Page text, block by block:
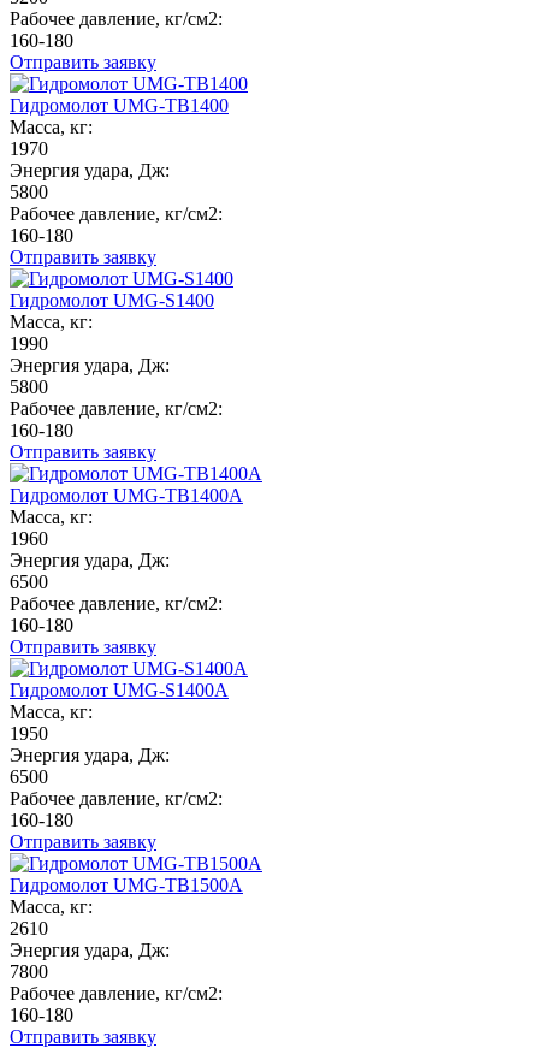
Рабочее давление, кг/см2:
160-180
Отправить заявку
Гидромолот UMG-TB1400
Масса, кг:
1970
Энергия удара, Дж:
5800
Рабочее давление, кг/см2:
160-180
Отправить заявку
Гидромолот UMG-S1400
Масса, кг:
1990
Энергия удара, Дж:
5800
Рабочее давление, кг/см2:
160-180
Отправить заявку
Гидромолот UMG-TB1400A
Масса, кг:
1960
Энергия удара, Дж:
6500
Рабочее давление, кг/см2:
160-180
Отправить заявку
Гидромолот UMG-S1400A
Масса, кг:
1950
Энергия удара, Дж:
6500
Рабочее давление, кг/см2:
160-180
Отправить заявку
Гидромолот UMG-TB1500A
Масса, кг:
2610
Энергия удара, Дж:
7800
Рабочее давление, кг/см2:
160-180
Отправить заявку